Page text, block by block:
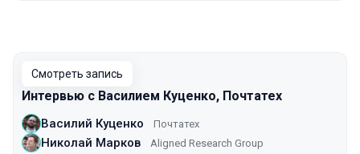
Смотреть запись
Интервью с Василием Куценко, Почтатех
Василий Куценко Почтатех
Николай Марков Aligned Research Group